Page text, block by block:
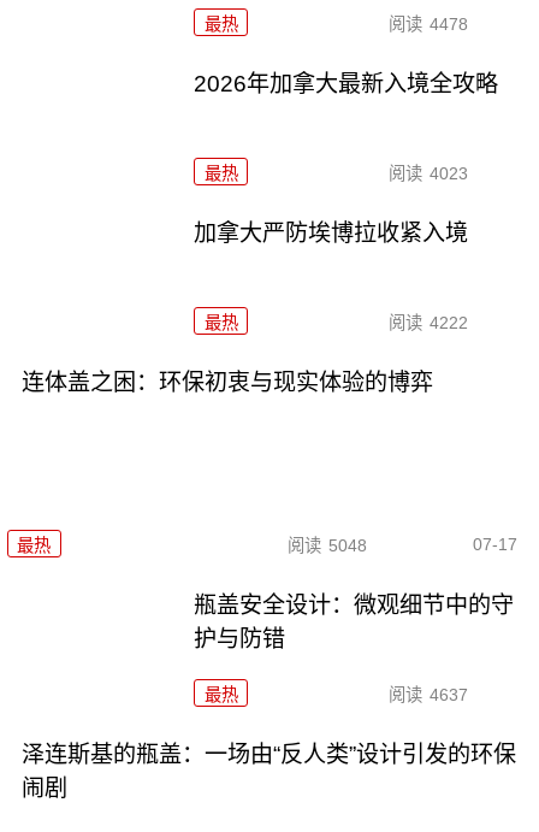
最热 阅读 4478
2026年加拿大最新入境全攻略
最热 阅读 4023
加拿大严防埃博拉收紧入境
最热 阅读 4222
连体盖之困：环保初衷与现实体验的博弈
最热 阅读 5048 07-17
瓶盖安全设计：微观细节中的守
护与防错
最热 阅读 4637
泽连斯基的瓶盖：一场由“反人类”设计引发的环保
闹剧